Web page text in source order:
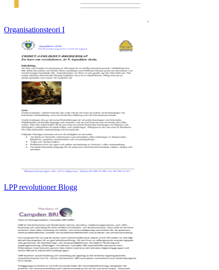
Organisationsteori I
LPP revolutioner Blogg